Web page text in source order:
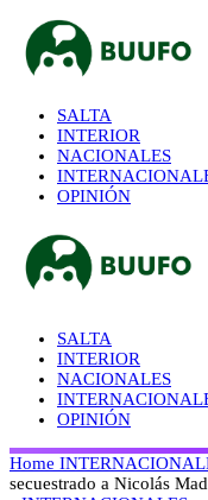
SALTA
INTERIOR
NACIONALES
OPINIÓN
SALTA
INTERIOR
NACIONALES
OPINIÓN
Home
secuestrado a Nicolás